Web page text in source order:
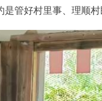
管好村里事、理顺村